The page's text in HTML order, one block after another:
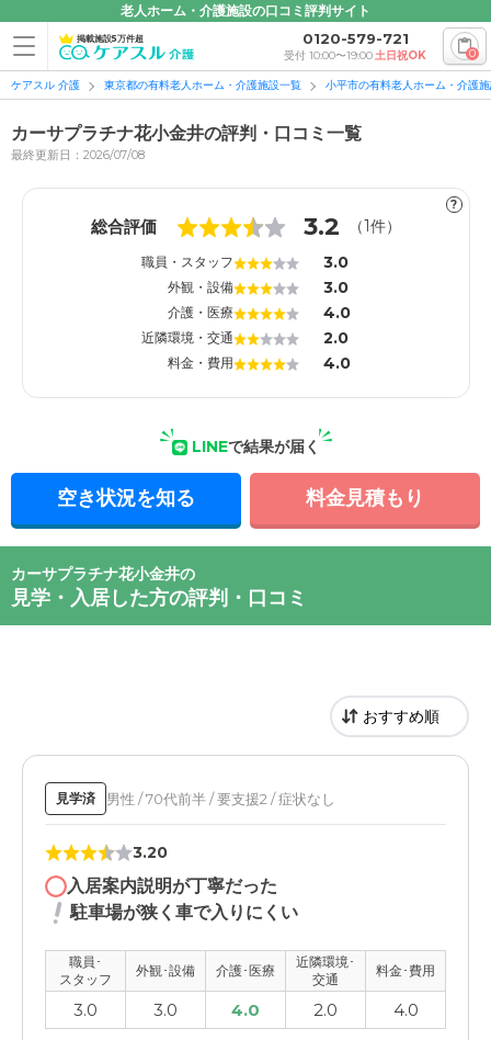
老人ホーム・介護施設の口コミ評判サイト
掲載施設5万件超 0120-579-721
受付 10:00〜19:00土日祝OK 0
ケアスル 介護 東京都の有料老人ホーム・介護施設一覧 小平市の有料老人ホーム・介護
カーサプラチナ花小金井の評判・口コミ一覧
最終更新日：2026/07/08
?
総合評価 3.2 （1件）
職員・スタッフ 3.0
外観・設備 3.0
介護・医療 4.0
近隣環境・交通 2.0
料金・費用 4.0
LINEで結果が届く
空き状況を知る 料金見積もり
カーサプラチナ花小金井の
見学・入居した方の評判・口コミ
見学済 男性 / 70代前半 / 要支援2 / 症状なし
3.20
入居案内説明が丁寧だった
駐車場が狭く車で入りにくい
職員･
スタッフ
外観･設備 介護･医療
近隣環境･
交通
料金･費用
3.0 3.0 4.0 2.0 4.0